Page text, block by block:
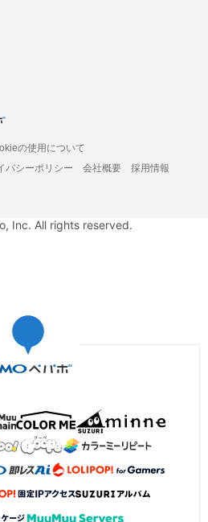
の使用について
バシーポリシー 会社概要
採用情報
Inc. All rights reserved.